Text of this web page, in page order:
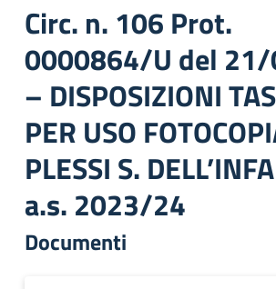
Circ. n. 106 Prot.
0000864/U del
– DISPOSIZIONI
PER USO
PLESSI S.
a.s. 2023/24
Documenti